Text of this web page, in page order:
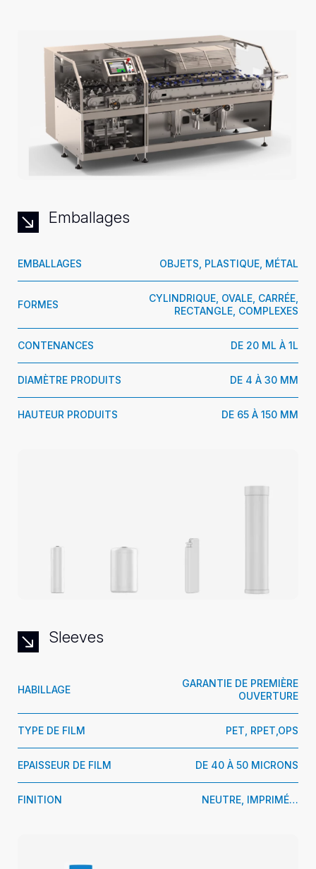
Emballages
EMBALLAGES OBJETS, PLASTIQUE, MÉTAL
FORMES
CYLINDRIQUE, OVALE, CARRÉE,
RECTANGLE, COMPLEXES
CONTENANCES DE 20 ML À 1L
DIAMÈTRE PRODUITS DE 4 À 30 MM
HAUTEUR PRODUITS DE 65 À 150 MM
Sleeves
HABILLAGE
GARANTIE DE PREMIÈRE
OUVERTURE
TYPE DE FILM PET, RPET,OPS
EPAISSEUR DE FILM DE 40 À 50 MICRONS
FINITION NEUTRE, IMPRIMÉ…